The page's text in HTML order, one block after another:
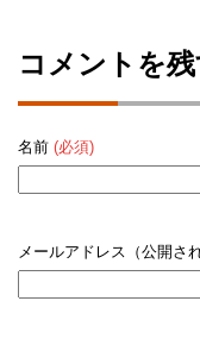
コメントを
名前 (必須)
メールアドレス（公開さ